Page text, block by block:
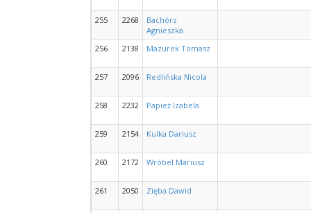
255 2268
Bachórz
Agnieszka
256
2138 Mazurek Tomasz
257 2096 Redlińska Nicola
258 2232 Papież Izabela
259 2154 Kulka Dariusz
260 2172 Wróbel Mariusz
261 2050 Zięba Dawid